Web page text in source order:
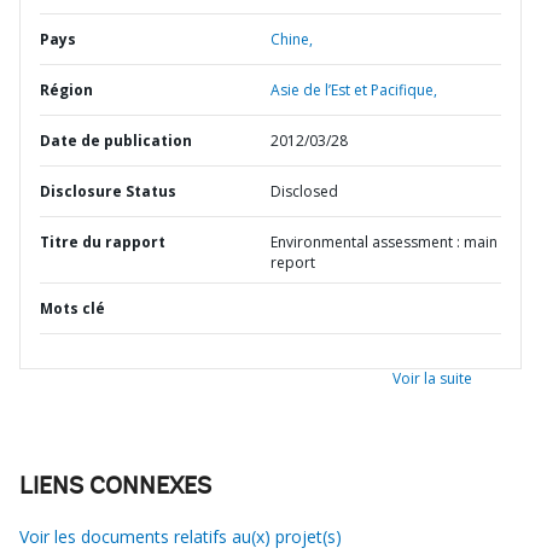
Pays Chine,
Région Asie de l’Est et Pacifique,
Date de publication 2012/03/28
Disclosure Status Disclosed
Titre du rapport
Environmental assessment : main
report
Mots clé
Voir la suite
LIENS CONNEXES
Voir les documents relatifs au(x) projet(s)